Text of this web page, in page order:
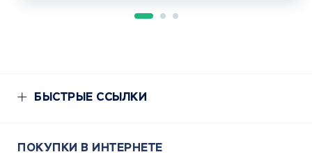
БЫСТРЫЕ ССЫЛКИ
ПОКУПКИ В ИНТЕРНЕТЕ